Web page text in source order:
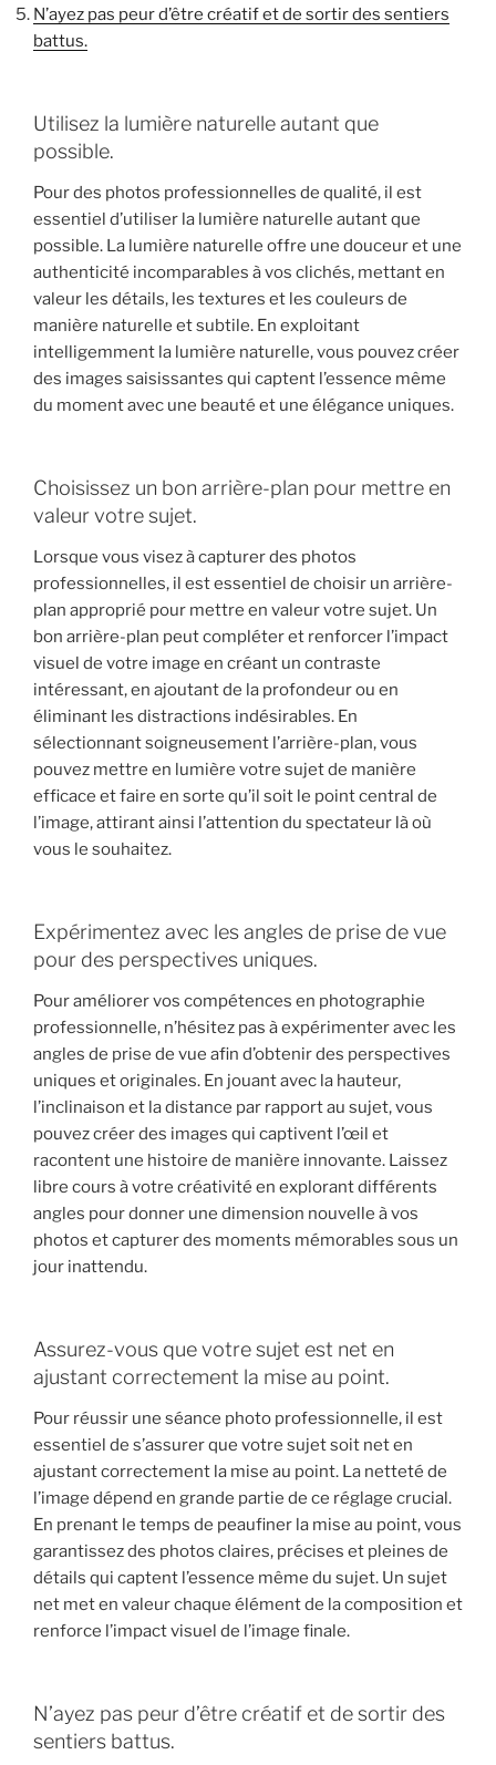
N’ayez pas peur d’être créatif et de sortir des sentiers
battus.
Utilisez la lumière naturelle autant que
possible.
Pour des photos professionnelles de qualité, il est
essentiel d’utiliser la lumière naturelle autant que
possible. La lumière naturelle offre une douceur et une
authenticité incomparables à vos clichés, mettant en
valeur les détails, les textures et les couleurs de
manière naturelle et subtile. En exploitant
intelligemment la lumière naturelle, vous pouvez créer
des images saisissantes qui captent l’essence même
du moment avec une beauté et une élégance uniques.
Choisissez un bon arrière-plan pour mettre en
valeur votre sujet.
Lorsque vous visez à capturer des photos
professionnelles, il est essentiel de choisir un arrière-
plan approprié pour mettre en valeur votre sujet. Un
bon arrière-plan peut compléter et renforcer l’impact
visuel de votre image en créant un contraste
intéressant, en ajoutant de la profondeur ou en
éliminant les distractions indésirables. En
sélectionnant soigneusement l’arrière-plan, vous
pouvez mettre en lumière votre sujet de manière
efficace et faire en sorte qu’il soit le point central de
l’image, attirant ainsi l’attention du spectateur là où
vous le souhaitez.
Expérimentez avec les angles de prise de vue
pour des perspectives uniques.
Pour améliorer vos compétences en photographie
professionnelle, n’hésitez pas à expérimenter avec les
angles de prise de vue afin d’obtenir des perspectives
uniques et originales. En jouant avec la hauteur,
l’inclinaison et la distance par rapport au sujet, vous
pouvez créer des images qui captivent l’œil et
racontent une histoire de manière innovante. Laissez
libre cours à votre créativité en explorant différents
angles pour donner une dimension nouvelle à vos
photos et capturer des moments mémorables sous un
jour inattendu.
Assurez-vous que votre sujet est net en
ajustant correctement la mise au point.
Pour réussir une séance photo professionnelle, il est
essentiel de s’assurer que votre sujet soit net en
ajustant correctement la mise au point. La netteté de
l’image dépend en grande partie de ce réglage crucial.
En prenant le temps de peaufiner la mise au point, vous
garantissez des photos claires, précises et pleines de
détails qui captent l’essence même du sujet. Un sujet
net met en valeur chaque élément de la composition et
renforce l’impact visuel de l’image finale.
N’ayez pas peur d’être créatif et de sortir des
sentiers battus.